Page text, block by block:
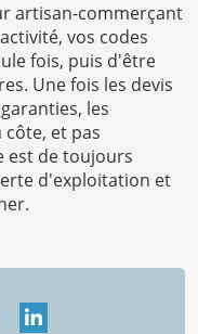
artisan-commerçant
vos codes
fois, puis d'être
Une fois les devis
les
et pas
est de toujours
d'exploitation et